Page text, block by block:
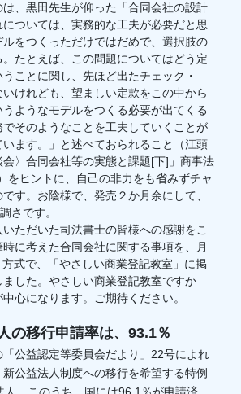
は、黒田先生が仰った「合同会社の設計
ついては、実務的な工夫が必要だと思
をつくっただけではだめで、選択肢の
たとえば、この問題についてはどう定
ことに関し、先ほど出たチェック・
けれども、望ましい定款をこの中から
ようなモデルをつくる必要が出てくる
でそのようなことを工夫していくことが
ます。」と述べておられること（江頭
〉合同会社等の実態と課題[下]」商事法
をヒントに、自己の非力をも省みずチャ
す。お陰様で、発売２か月余にして、
さです。
だいた司法書士の皆様への感謝をこ
に考えた合同会社に関する事項を、月
式で、「やさしい商業登記教室」に掲
した。やさしい商業登記教室ですか
心になります。ご期待ください。
の移行申請率は、93.1％
益認定等委員会だより」22号によれ
公益法人制度への移行を希望する特例